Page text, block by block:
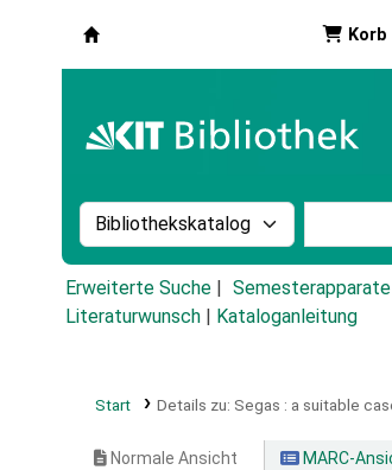
Korb
Suche im Katalog nach:
Erweiterte Suche Semesterapparate
Literaturwunsch
Kataloganleitung
Start Details zu: Segas : a suitable
Normale Ansicht MARC-